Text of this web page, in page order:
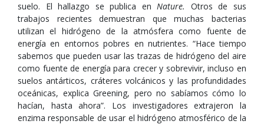
suelo. El hallazgo se publica enNature.
Otros de sus
trabajos recientes demuestran que muchas bacterias
utilizan el hidrógeno de la atmósfera como fuente de
energía en entornos pobres en nutrientes. “Hace tiempo
sabemos que pueden usar las trazas de hidrógeno del aire
como fuente de energía para crecer y sobrevivir, incluso en
suelos antárticos, cráteres volcánicos y las profundidades
oceánicas, explica Greening, pero no sabíamos cómo lo
hacían, hasta ahora”. Los investigadores extrajeron la
enzima responsable de usar el hidrógeno atmosférico de la